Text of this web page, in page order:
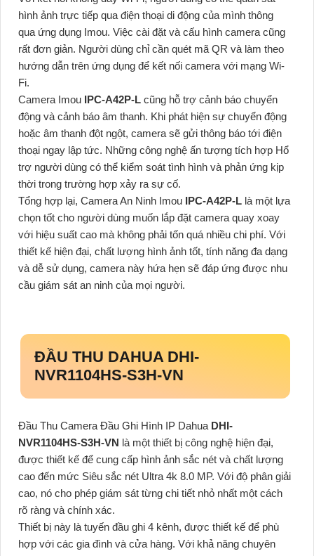
hình ảnh trực tiếp qua điện thoại di động của mình thông
qua ứng dụng Imou. Việc cài đặt và cấu hình camera cũng
rất đơn giản. Người dùng chỉ cần quét mã QR và làm theo
hướng dẫn trên ứng dụng để kết nối camera với mạng Wi-
Fi.
Camera Imou IPC-A42P-L cũng hỗ trợ cảnh báo chuyển
động và cảnh báo âm thanh. Khi phát hiện sự chuyển động
hoặc âm thanh đột ngột, camera sẽ gửi thông báo tới điện
thoại ngay lập tức. Những công nghệ ấn tượng tích hợp Hổ
trợ người dùng có thể kiểm soát tình hình và phản ứng kịp
thời trong trường hợp xảy ra sự cố.
Tổng hợp lại, Camera An Ninh Imou IPC-A42P-L là một lựa
chọn tốt cho người dùng muốn lắp đặt camera quay xoay
với hiệu suất cao mà không phải tốn quá nhiều chi phí. Với
thiết kế hiện đại, chất lượng hình ảnh tốt, tính năng đa dạng
và dễ sử dụng, camera này hứa hẹn sẽ đáp ứng được nhu
cầu giám sát an ninh của mọi người.
ĐẦU THU DAHUA DHI-
NVR1104HS-S3H-VN
Đầu Thu Camera Đầu Ghi Hình IP Dahua DHI-
NVR1104HS-S3H-VN là một thiết bị công nghệ hiện đại,
được thiết kế để cung cấp hình ảnh sắc nét và chất lượng
cao đến mức Siêu sắc nét Ultra 4k 8.0 MP. Với độ phân giải
cao, nó cho phép giám sát từng chi tiết nhỏ nhất một cách
rõ ràng và chính xác.
Thiết bị này là tuyến đầu ghi 4 kênh, được thiết kế để phù
hợp với các gia đình và cửa hàng. Với khả năng chuyên